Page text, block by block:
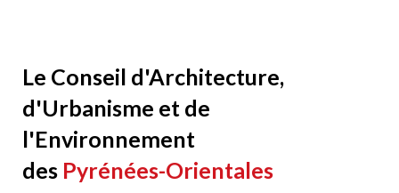
Contenu
Le Conseil d'Architecture,
d'Urbanisme et de
l'Environnement
des Pyrénées-Orientales